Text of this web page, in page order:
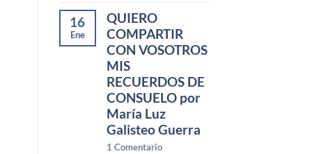
16
Ene
QUIERO
COMPARTIR
CON VOSOTROS
MIS
RECUERDOS DE
CONSUELO por
María Luz
Galisteo Guerra
1 Comentario